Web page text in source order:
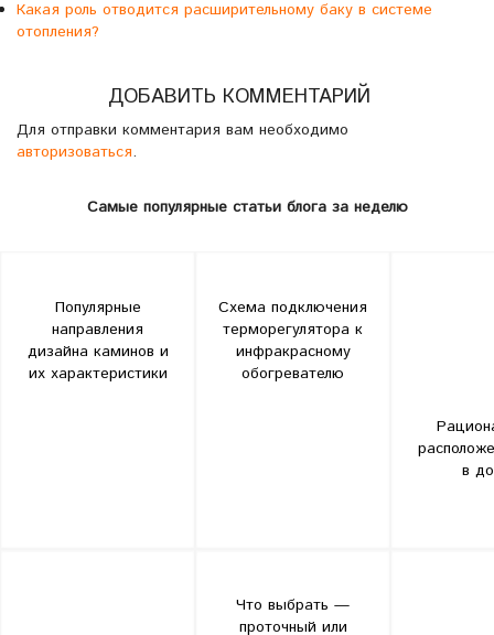
Какая роль отводится расширительному баку в системе
отопления?
ДОБАВИТЬ КОММЕНТАРИЙ
Для отправки комментария вам необходимо
авторизоваться.
Самые популярные статьи блога за неделю
Популярные
направления
дизайна каминов и
их характеристики
Схема подключения
терморегулятора к
инфракрасному
обогревателю
в
Что выбрать —
проточный или